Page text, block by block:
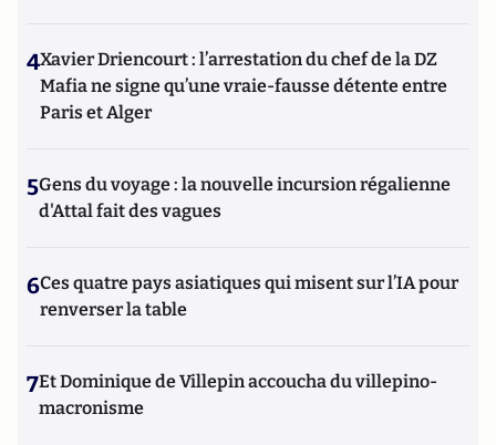
4Xavier Driencourt : l’arrestation du chef de la DZ
Mafia ne signe qu’une vraie-fausse détente entre
Paris et Alger
5Gens du voyage : la nouvelle incursion régalienne
d'Attal fait des vagues
6Ces quatre pays asiatiques qui misent sur l’IA pour
renverser la table
7Et Dominique de Villepin accoucha du villepino-
macronisme